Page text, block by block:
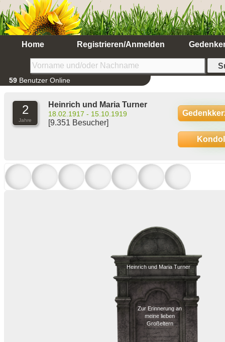
Home Registrieren/Anmelden
59 Benutzer Online
2
Jahre
Heinrich und Maria Turner
18.02.1917 - 15.10.1919
[9.351 Besucher]
Heinrich und Maria Turner
Zur Erinnerung an
meine lieben
Großeltern